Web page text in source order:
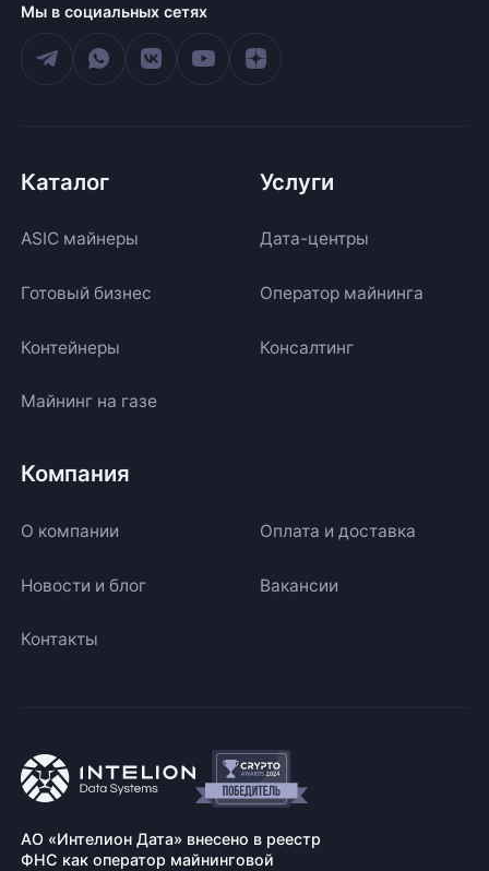
Мы в социальных сетях
Каталог
ASIC майнеры
Готовый бизнес
Контейнеры
Майнинг на газе
Услуги
Дата-центры
Оператор майнинга
Консалтинг
Компания
О компании Оплата и доставка
Новости и блог Вакансии
Контакты
АО «Интелион Дата» внесено в реестр
ФНС как оператор майнинговой